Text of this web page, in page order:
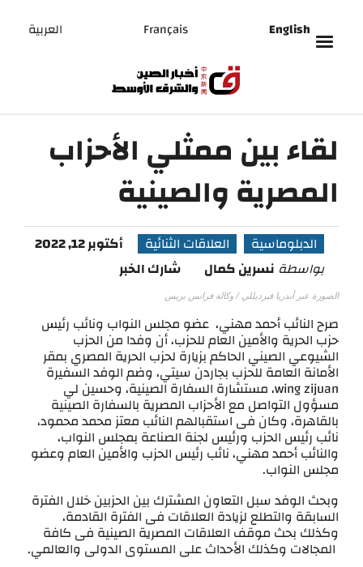
English
Français العربية
لقاء بين ممثلي الأحزاب
المصرية والصينية
الدبلوماسية العلاقات الثنائية
أكتوبر 12, 2022
بواسطة نسرين كمال شارك الخبر
الصورة عبر أندريا فيرديللي / وكالة فرانس بريس
صرح النائب أحمد مهني، عضو مجلس النواب ونائب رئيس
حزب الحرية والأمين العام للحزب، أن وفدا من الحزب
الشيوعي الصيني الحاكم بزيارة لحزب الحرية المصري بمقر
الأمانة العامة للحزب بجاردن سيتي، وضم الوفد السفيرة
wing zijuan، مستشارة السفارة الصينية، وحسين لي
مسؤول التواصل مع الأحزاب المصرية بالسفارة الصينية
بالقاهرة، وكان فى استقبالهم النائب معتز محمد محمود،
نائب رئيس الحزب ورئيس لجنة الصناعة بمجلس النواب،
والنائب أحمد مهني، نائب رئيس الحزب والأمين العام وعضو
مجلس النواب.
وبحث الوفد سبل التعاون المشترك بين الحزبين خلال الفترة
السابقة والتطلع لزيادة العلاقات فى الفترة القادمة،
وكذلك بحث موقف العلاقات المصرية الصينية فى كافة
المجالات وكذلك الأحداث على المستوى الدولى والعالمي.